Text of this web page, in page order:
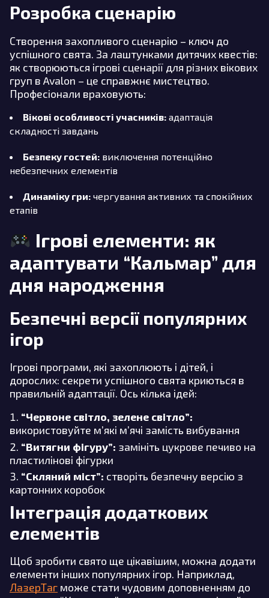
Розробка сценарію
Створення захопливого сценарію – ключ до
успішного свята. За лаштунками дитячих квестів:
як створюються ігрові сценарії для різних вікових
груп в Avalon – це справжнє мистецтво.
Професіонали враховують:
Вікові особливості учасників: адаптація
складності завдань
Безпеку гостей: виключення потенційно
небезпечних елементів
Динаміку гри: чергування активних та спокійних
етапів
Ігрові елементи: як
адаптувати “Кальмар” для
дня народження
Безпечні версії популярних
ігор
Ігрові програми, які захоплюють і дітей, і
дорослих: секрети успішного свята криються в
правильній адаптації. Ось кілька ідей:
“Червоне світло, зелене світло”:
використовуйте м’які м’ячі замість вибування
“Витягни фігуру”: замініть цукрове печиво на
пластилінові фігурки
“Скляний міст”: створіть безпечну версію з
картонних коробок
Інтеграція додаткових
елементів
Щоб зробити свято ще цікавішим, можна додати
елементи інших популярних ігор. Наприклад,
ЛазерТаг може стати чудовим доповненням до